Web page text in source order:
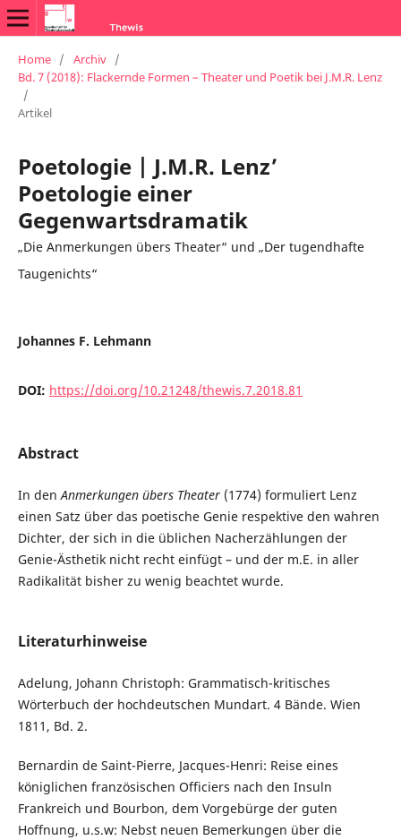
Home / Archiv /
Bd. 7 (2018): Flackernde Formen – Theater und Poetik bei J.M.R. Lenz
/
Artikel
Poetologie | J.M.R. Lenz’
Poetologie einer
Gegenwartsdramatik
„Die Anmerkungen übers Theater“ und „Der tugendhafte
Taugenichts“
Johannes F. Lehmann
DOI: https://doi.org/10.21248/thewis.7.2018.81
Abstract
In denAnmerkungen übers Theater(1774) formuliert Lenz
einen Satz über das poetische Genie respektive den wahren
Dichter, der sich in die üblichen Nacherzählungen der
Genie-Ästhetik nicht recht einfügt – und der m.E. in aller
Radikalität bisher zu wenig beachtet wurde.
Literaturhinweise
Adelung, Johann Christoph: Grammatisch-kritisches
Wörterbuch der hochdeutschen Mundart. 4 Bände. Wien
1811, Bd. 2.
Bernardin de Saint-Pierre, Jacques-Henri: Reise eines
königlichen französischen Officiers nach den Insuln
Frankreich und Bourbon, dem Vorgebürge der guten
Hoffnung, u.s.w: Nebst neuen Bemerkungen über die